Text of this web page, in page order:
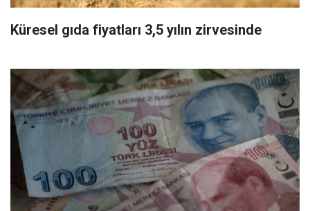
Küresel gıda fiyatları 3,5 yılın zirvesinde